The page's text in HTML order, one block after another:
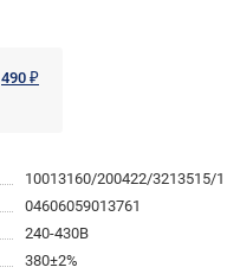
490 ₽
10013160/200422/3213515/1
04606059013761
240-430В
380±2%